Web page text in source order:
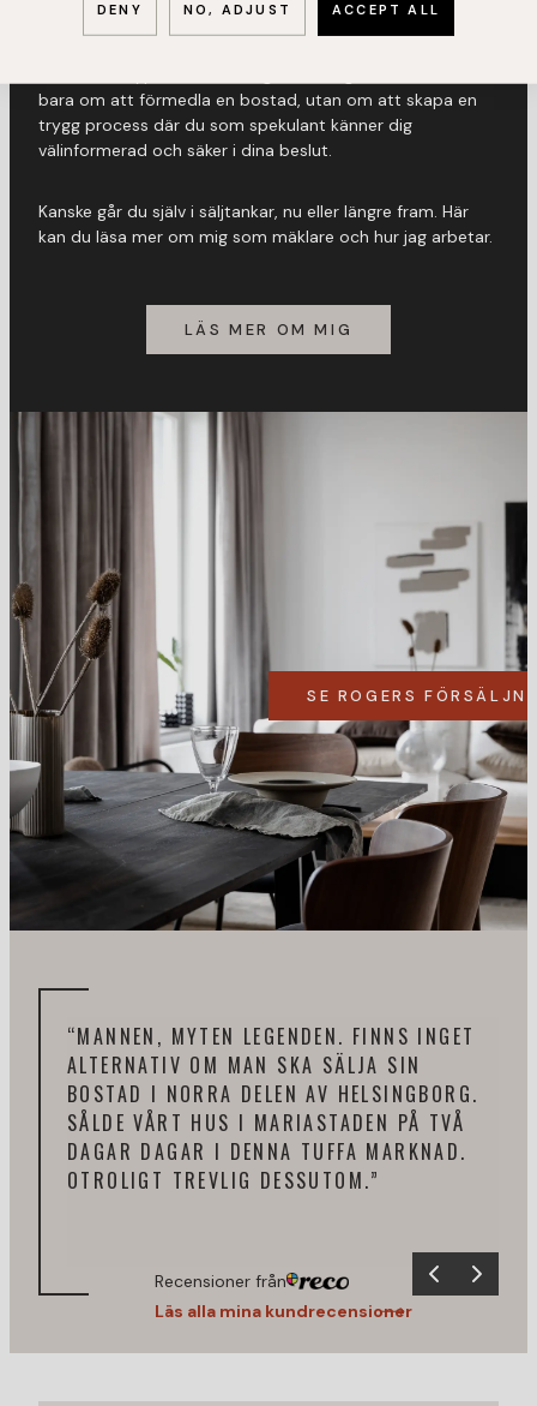
bara om att förmedla en bostad, utan om att skapa en
trygg process där du som spekulant känner dig
välinformerad och säker i dina beslut.
Kanske går du själv i säljtankar, nu eller längre fram. Här
kan du läsa mer om mig som mäklare och hur jag arbetar.
LÄS MER OM MIG
SE ROGERS
“MANNEN, MYTEN LEGENDEN. FINNS INGET
ALTERNATIV OM MAN SKA SÄLJA SIN
BOSTAD I NORRA DELEN AV HELSINGBORG.
SÅLDE VÅRT HUS I MARIASTADEN PÅ TVÅ
DAGAR DAGAR I DENNA TUFFA MARKNAD.
OTROLIGT TREVLIG DESSUTOM.”
Recensioner från
Läs alla mina kundrecensioner
DENY NO, ADJUST ACCEPT ALL